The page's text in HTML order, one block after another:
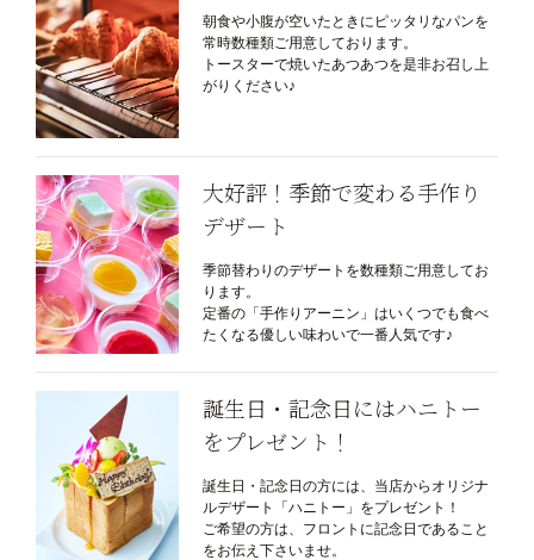
朝食や小腹が空いたときにピッタリなパンを
常時数種類ご用意しております。
トースターで焼いたあつあつを是非お召し上
がりください♪
大好評！季節で変わる手作り
デザート
季節替わりのデザートを数種類ご用意してお
ります。
定番の「手作りアーニン」はいくつでも食べ
たくなる優しい味わいで一番人気です♪
誕生日・記念日にはハニトー
をプレゼント！
誕生日・記念日の方には、当店からオリジナ
ルデザート「ハニトー」をプレゼント！
ご希望の方は、フロントに記念日であること
をお伝え下さいませ。